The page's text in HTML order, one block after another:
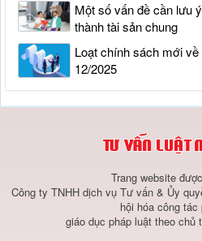
Một số vấn đề cần lưu
thành tài sản chung
Loạt chính sách mới
12/2025
Trang website
Công ty TNHH dịch vụ Tư vấn & Ủy
hội hóa công tác
giáo dục pháp luật theo chủ